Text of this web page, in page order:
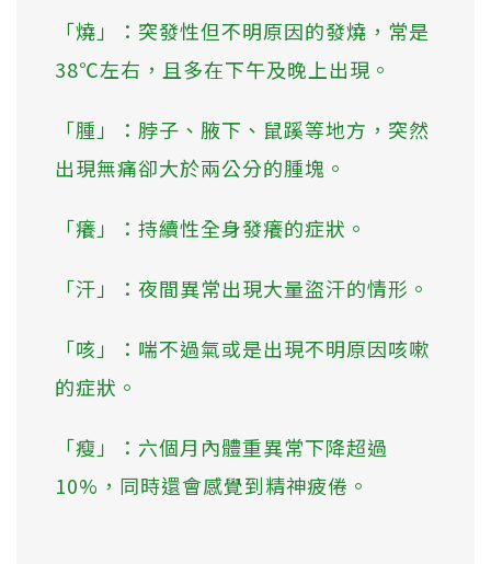
「燒」：突發性但不明原因的發燒，常是
38℃左右，且多在下午及晚上出現。
「腫」：脖子、腋下、鼠蹊等地方，突然
出現無痛卻大於兩公分的腫塊。
「癢」：持續性全身發癢的症狀。
「汗」：夜間異常出現大量盜汗的情形。
「咳」：喘不過氣或是出現不明原因咳嗽
的症狀。
「瘦」：六個月內體重異常下降超過
10%，同時還會感覺到精神疲倦。